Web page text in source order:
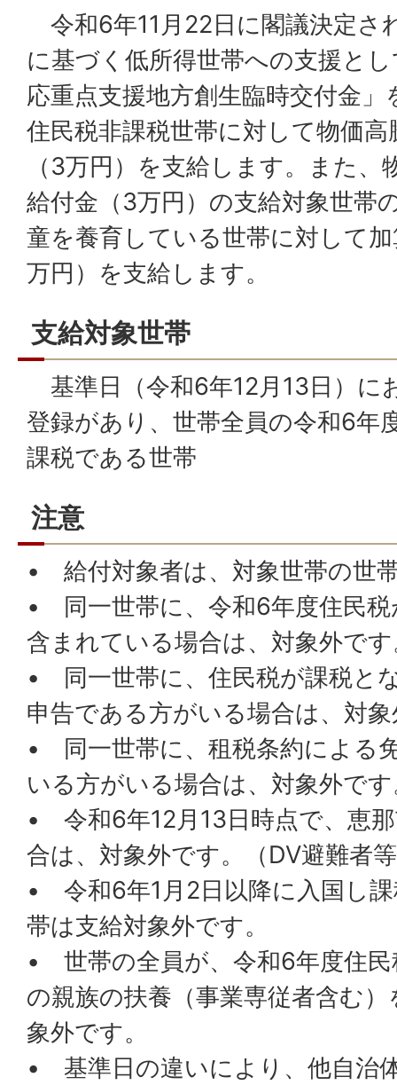
令和6年11月22日に閣議決定さ
に基づく低所得世帯への支援と
応重点支援地方創生臨時交付金
住民税非課税世帯に対して物価
（3万円）を支給します。また、
給付金（3万円）の支給対象世帯
童を養育している世帯に対して
万円）を支給します。
支給対象世帯
基準日（令和6年12月13日）に
登録があり、世帯全員の令和6年
課税である世帯
注意
• 給付対象者は、対象世帯の世
• 同一世帯に、令和6年度住民
含まれている場合は、対象外で
• 同一世帯に、住民税が課税と
申告である方がいる場合は、対
• 同一世帯に、租税条約による
いる方がいる場合は、対象外で
• 令和6年12月13日時点で、恵
合は、対象外です。（DV避難者
• 令和6年1月2日以降に入国し
帯は支給対象外です。
• 世帯の全員が、令和6年度住
の親族の扶養（事業専従者含む
象外です。
• 基準日の違いにより、他自治